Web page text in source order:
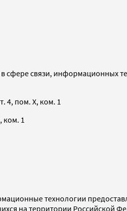
сфере связи, информационных
4, пом. X, ком. 1
ком. 1
технологии
на территории Российской